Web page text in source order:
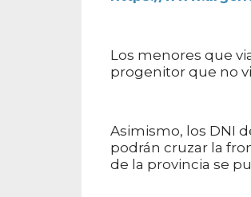
Los menores que
progenitor que no
Asimismo, los DNI
podrán cruzar la
de la provincia se